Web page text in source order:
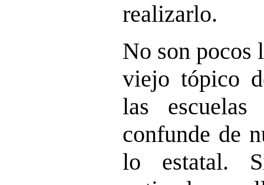
realizarlo.
No son pocos
viejo tópico
las
confunde de
lo estatal.